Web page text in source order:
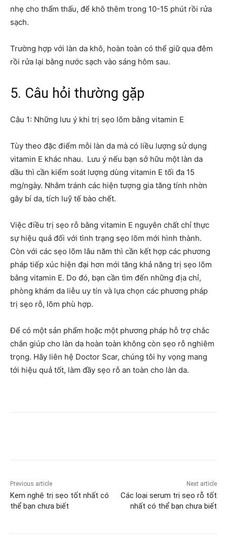
nhẹ cho thẩm thấu, để khô thêm trong 10-15 phút rồi rửa
sạch.
Trường hợp với làn da khô, hoàn toàn có thể giữ qua đêm
rồi rửa lại bằng nước sạch vào sáng hôm sau.
5. Câu hỏi thường gặp
Câu 1: Những lưu ý khi trị sẹo lõm bằng vitamin E
Tùy theo đặc điểm mỗi làn da mà có liều lượng sử dụng
vitamin E khác nhau. Lưu ý nếu bạn sở hữu một làn da
dầu thì cần kiểm soát lượng dùng vitamin E tối đa 15
mg/ngày. Nhằm tránh các hiện tượng gia tăng tính nhờn
gây bí da, tích luỹ tế bào chết.
Việc điều trị sẹo rỗ bằng vitamin E nguyên chất chỉ thực
sự hiệu quả đối với tình trạng sẹo lõm mới hình thành.
Còn với các sẹo lõm lâu năm thì cần kết hợp các phương
pháp tiếp xúc hiện đại hơn mới tăng khả năng trị sẹo lõm
bằng vitamin E. Do đó, bạn cần tìm đến những địa chỉ,
phòng khám da liễu uy tín và lựa chọn các phương pháp
trị sẹo rỗ, lõm phù hợp.
Để có một sản phẩm hoặc một phương pháp hỗ trợ chắc
chắn giúp cho làn da hoàn toàn không còn sẹo rỗ nghiêm
trọng. Hãy liên hệ Doctor Scar, chúng tôi hy vọng mang
tới hiệu quả tốt, làm đầy sẹo rỗ an toàn cho làn da.
Previous article
Kem nghệ trị sẹo tốt nhất có
thể bạn chưa biết
Next article
Các loại serum trị sẹo rỗ tốt
nhất có thể bạn chưa biết